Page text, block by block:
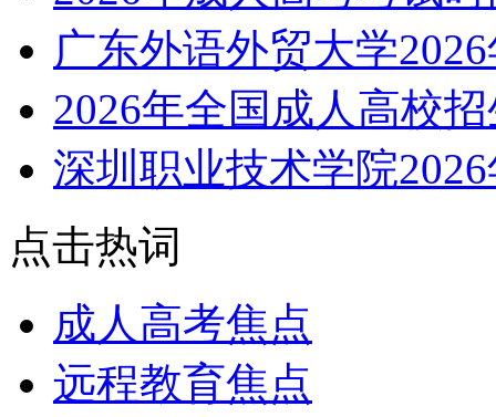
广东外语外贸大学
2026年全国成人高校
深圳职业技术学院
点击热词
成人高考焦点
远程教育焦点